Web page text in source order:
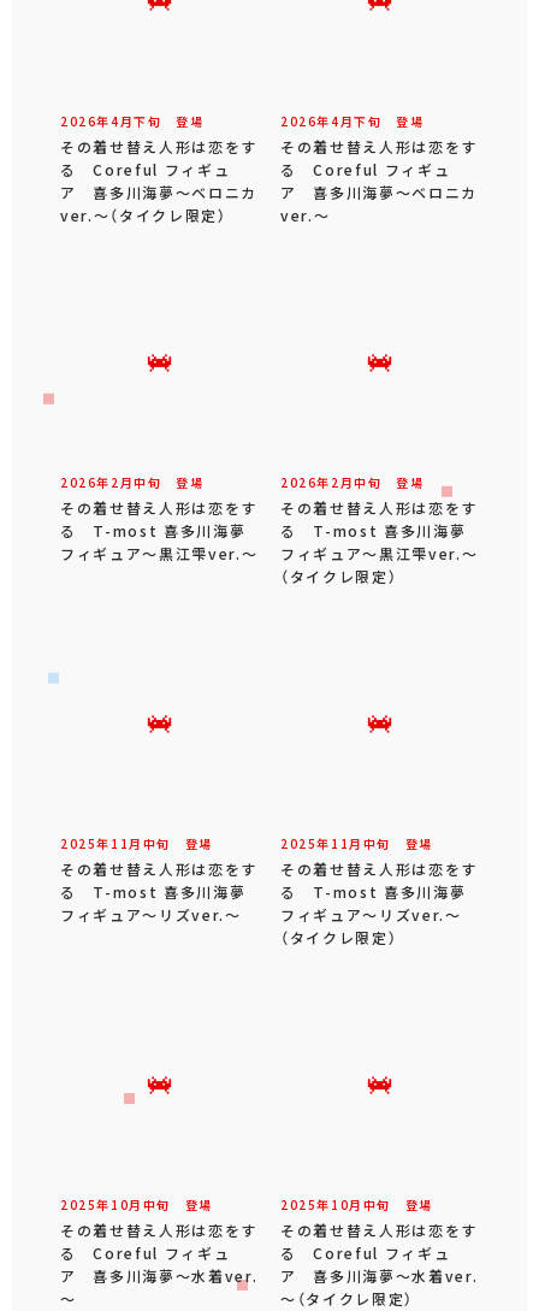
2026年4 月下旬 登場
その着せ替え人形は恋をす
る Coreful フィギュ
ア 喜多川海夢～ベロニカ
ver.～（タイクレ限定）
2026年4 月下旬 登場
その着せ替え人形は恋をす
る Coreful フィギュ
ア 喜多川海夢～ベロニカ
ver.～
2026年 2 月中旬 登場
その着せ替え人形は恋をす
る T-most 喜多川海夢
フィギュア～黒江雫ver.～
2026年 2 月中旬 登場
その着せ替え人形は恋をす
る T-most 喜多川海夢
フィギュア～黒江雫ver.～
（タイクレ限定）
2025年 11 月 中旬 登場
その着せ替え人形は恋をす
る T-most 喜多川海夢
フィギュア～リズver.～
2025年 11 月 中旬 登場
その着せ替え人形は恋をす
る T-most 喜多川海夢
フィギュア～リズver.～
（タイクレ限定）
2025年 10月 中旬 登場
その着せ替え人形は恋をす
る Coreful フィギュ
ア 喜多川海夢～水着ver.
～
2025年 10月 中旬 登場
その着せ替え人形は恋をす
る Coreful フィギュ
ア 喜多川海夢～水着ver.
～（タイクレ限定）